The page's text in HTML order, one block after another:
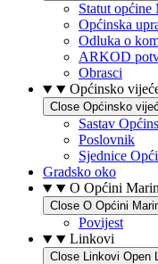
Statut općine
Općinska
Odluka o
ARKOD
Obrasci
Općinsko
Close Općinsko
Sastav
Poslovnik
Sjednice
Gradsko oko
O Općini
Close O Općini
Povijest
Linkovi
Close Linkovi Open